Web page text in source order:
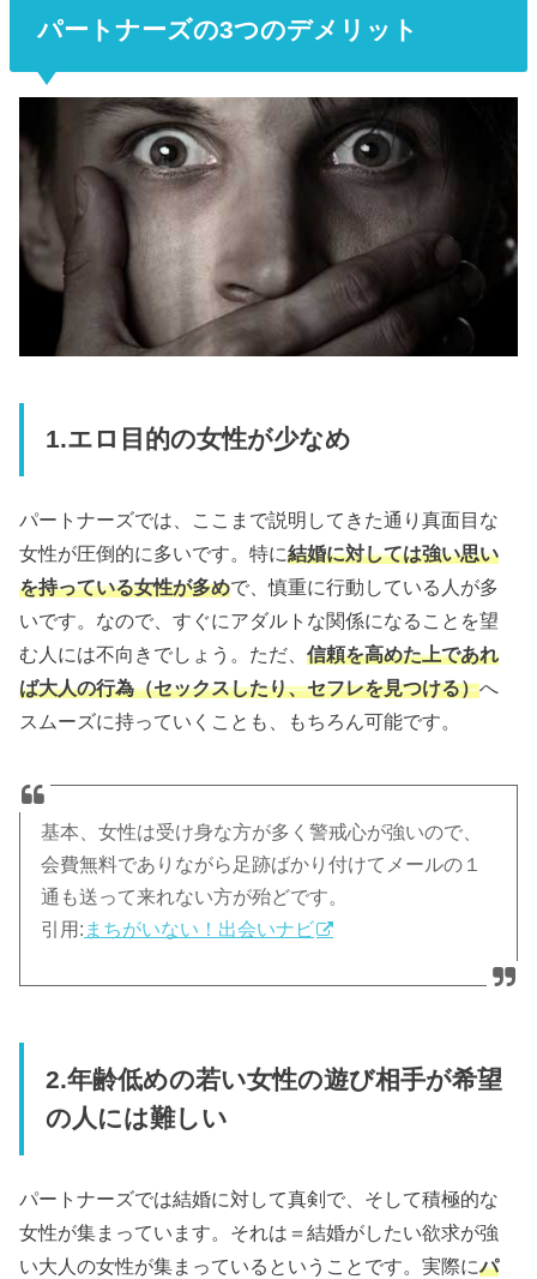
パートナーズの3つのデメリット
1.エロ目的の女性が少なめ
パートナーズでは、ここまで説明してきた通り真面目な
女性が圧倒的に多いです。特に結婚に対しては強い思い
を持っている女性が多めで、慎重に行動している人が多
いです。なので、すぐにアダルトな関係になることを望
む人には不向きでしょう。ただ、信頼を高めた上であれ
ば大人の行為（セックスしたり、セフレを見つける）へ
スムーズに持っていくことも、もちろん可能です。
基本、女性は受け身な方が多く警戒心が強いので、
会費無料でありながら足跡ばかり付けてメールの１
通も送って来れない方が殆どです。
引用: まちがいない！出会いナビ
2.年齢低めの若い女性の遊び相手が希望
の人には難しい
パートナーズでは結婚に対して真剣で、そして積極的な
女性が集まっています。それは＝結婚がしたい欲求が強
い大人の女性が集まっているということです。実際にパ